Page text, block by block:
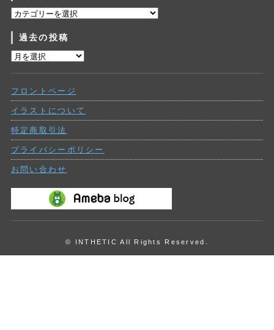
カ
ゴ
リ
ー
過去の投稿
過
投
稿
フロントページ
イラストについて
特定商取引法
プライバシーポリシー
お問い合わせ
© INTHETIC All Rights Reserved.